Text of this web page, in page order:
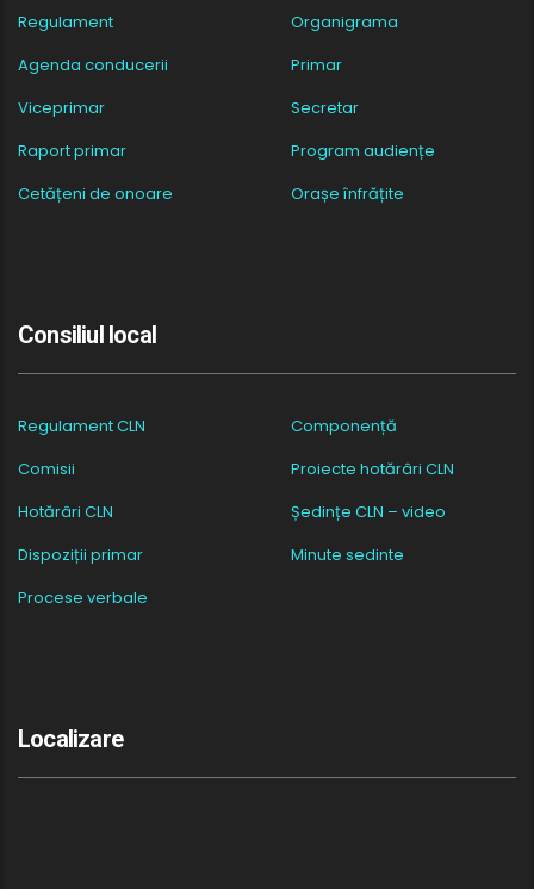
Regulament
Organigrama
Agenda conducerii
Primar
Viceprimar
Secretar
Raport primar
Program audiențe
Cetățeni de onoare
Orașe înfrățite
Consiliul local
Regulament CLN
Componență
Comisii
Proiecte hotărâri CLN
Hotărâri CLN
Ședințe CLN – video
Dispoziții primar
Minute sedinte
Procese verbale
Localizare